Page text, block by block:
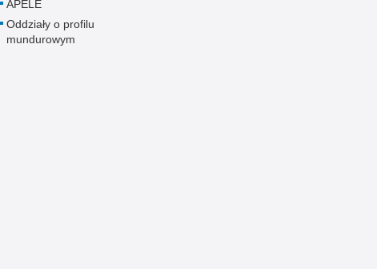
APELE
Oddziały o profilu
mundurowym